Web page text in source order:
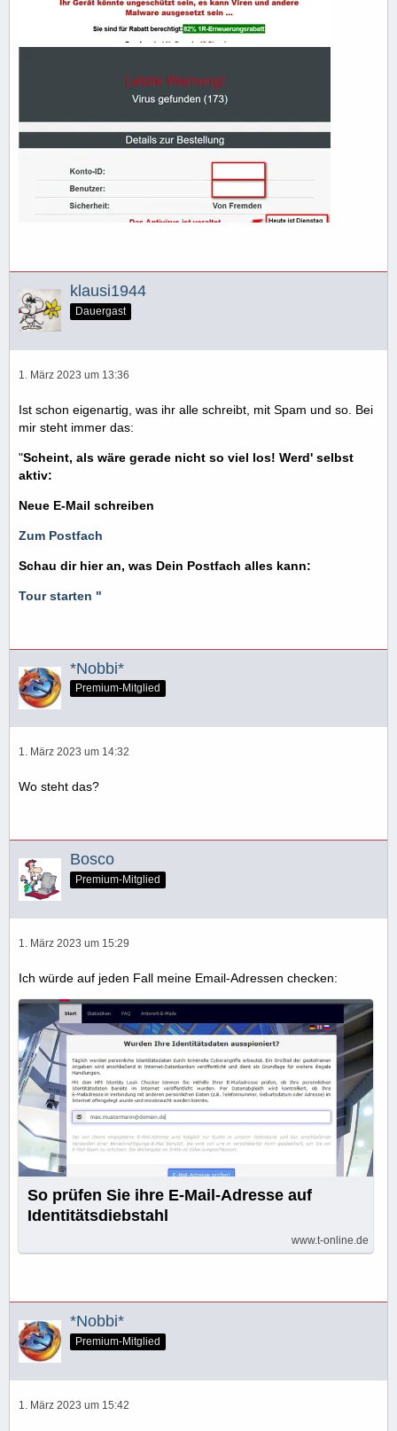
klausi1944
Dauergast
1. März 2023 um 13:36
Ist schon eigenartig, was ihr alle schreibt, mit Spam und so. Bei
mir steht immer das:
"Scheint, als wäre gerade nicht so viel los! Werd' selbst
aktiv:
Neue E-Mail schreiben
Zum Postfach
Schau dir hier an, was Dein Postfach alles kann:
Tour starten "
*Nobbi*
Premium-Mitglied
1. März 2023 um 14:32
Wo steht das?
Bosco
Premium-Mitglied
1. März 2023 um 15:29
Ich würde auf jeden Fall meine Email-Adressen checken:
So prüfen Sie ihre E-Mail-Adresse auf
Identitätsdiebstahl
www.t-online.de
*Nobbi*
Premium-Mitglied
1. März 2023 um 15:42